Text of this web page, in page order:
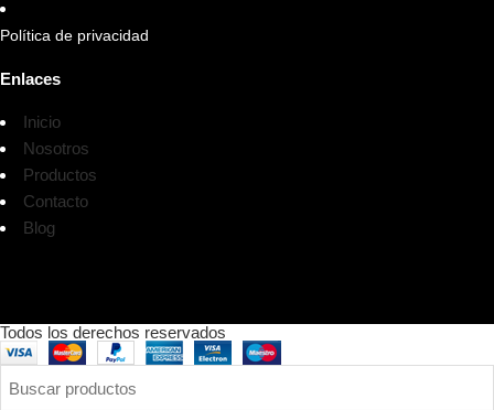
Política de privacidad
Enlaces
Inicio
Nosotros
Productos
Contacto
Blog
Todos los derechos reservados